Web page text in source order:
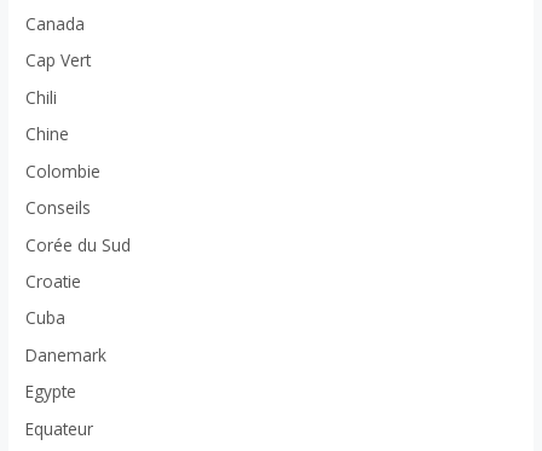
Canada
Cap Vert
Chili
Chine
Colombie
Conseils
Corée du Sud
Croatie
Cuba
Danemark
Egypte
Equateur